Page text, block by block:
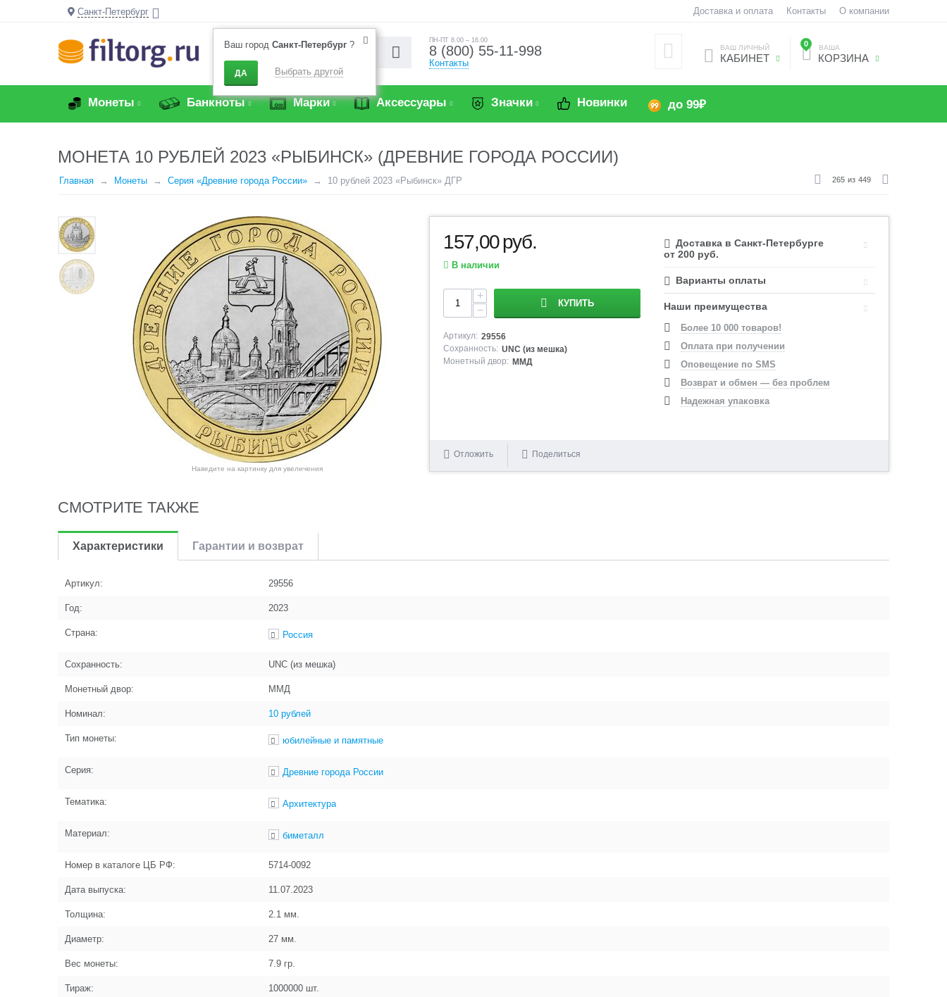
Санкт-Петербург
Ваш город Санкт-Петербург ?
ДА Выбрать другой
Доставка и оплата Контакты О компании
ПН-ПТ 8.00 – 16.00
8 (800) 55-11-998
Контакты
0 ВАША
КОРЗИНА
ВАШ ЛИЧНЫЙ
КАБИНЕТ
Монеты Банкноты Марки Аксессуары Значки Новинки до 99₽
МОНЕТА 10 РУБЛЕЙ 2023 «РЫБИНСК» (ДРЕВНИЕ ГОРОДА РОССИИ)
Главная Монеты Серия «Древние города России» 10 рублей 2023 «Рыбинск» ДГР 265 из 449
Наведите на картинку для увеличения
157,00руб.
В наличии
+
−
КУПИТЬ
Артикул: 29556
Сохранность: UNC (из мешка)
Монетный двор: ММД
Доставка в Санкт-Петербурге
от 200 руб.
Варианты оплаты
Наши преимущества
Более 10 000 товаров!
Оплата при получении
Оповещение по SMS
Возврат и обмен — без проблем
Надежная упаковка
Отложить Поделиться
СМОТРИТЕ ТАКЖЕ
Характеристики Гарантии и возврат
Артикул: 29556
Год: 2023
Страна: Россия
Сохранность: UNC (из мешка)
Монетный двор: ММД
Номинал: 10 рублей
Тип монеты: юбилейные и памятные
Серия: Древние города России
Тематика: Архитектура
Материал: биметалл
Номер в каталоге ЦБ РФ: 5714-0092
Дата выпуска: 11.07.2023
Толщина: 2.1 мм.
Диаметр: 27 мм.
Вес монеты: 7.9 гр.
Тираж: 1000000 шт.